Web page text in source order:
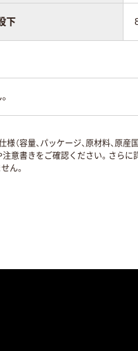
下
容量、パッケージ、原材料、原
書きをご確認ください。さらに
ん。